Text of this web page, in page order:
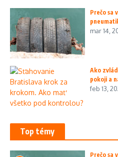
Prečo sa
mar 14,
Ako
pokoji a
feb 13,
Top témy
Prečo sa